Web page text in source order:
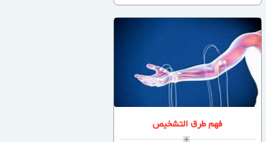
فهم طرق التشخيص